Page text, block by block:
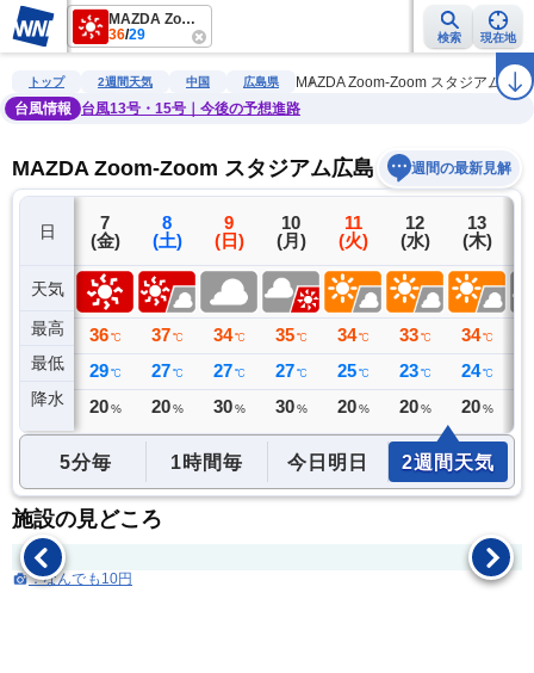
MAZDA Zoom-Zoom スタジアム広島（マツダスタジアム）
36/29 検索 現在地
雨雲レーダー 台風情報 地震情報 警報・注意報 2週間天気 ラ
トップ 2週間天気 中国 広島県
MAZDA Zoom-Zoom スタジアム広
台風情報
台風13号・15号｜今後の予想進路
MAZDA Zoom-Zoom スタジアム広島（マツダスタジ
週間の最新見解
日
天気
最高
最低
降水
6
(木)
38 ℃
27 ℃
0 ミリ
7
(金)
36 ℃
29 ℃
20 %
8
(土)
37 ℃
27 ℃
20 %
9
(日)
34 ℃
27 ℃
30 %
10
(月)
35 ℃
27 ℃
30 %
11
(火)
34 ℃
25 ℃
20 %
12
(水)
33 ℃
23 ℃
20 %
13
(木)
34 ℃
24 ℃
20 %
5分毎 1時間毎 今日明日 2週間天気
施設の見どころ
：なんでも10円